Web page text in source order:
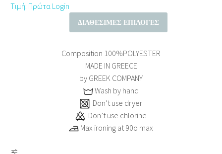
Τιμή: Πρώτα Login
ΔΙΑΘΈΣΙΜΕΣ ΕΠΙΛΟΓΈΣ
Composition 100%POLYESTER
MADE IN GREECE
by GREEK COMPANY
Wash by hand
Don’t use dryer
Don’t use chlorine
Max ironing at 90ο max